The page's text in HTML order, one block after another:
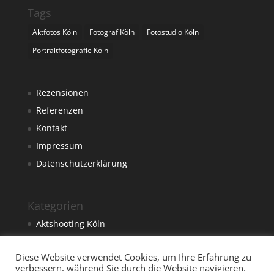
Tags
Aktfotos Köln Fotograf Köln
Fotostudio Köln
Portraitfotografie Köln
Rezensionen
Referenzen
Kontakt
Impressum
Datenschutzerklärung
Kategorien
Aktshooting Köln
Fotograf Köln
Diese Website verwendet Cookies, um Ihre Erfahrung zu
verbessern, während Sie durch die Website navigieren.